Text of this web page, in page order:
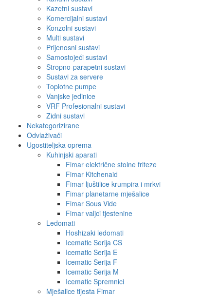
Kazetni sustavi
Komercijalni sustavi
Konzolni sustavi
Multi sustavi
Prijenosni sustavi
Samostojeći sustavi
Stropno-parapetni sustavi
Sustavi za servere
Toplotne pumpe
Vanjske jedinice
VRF Profesionalni sustavi
Zidni sustavi
Nekategorizirane
Odvlaživači
Ugostiteljska oprema
Kuhinjski aparati
Fimar električne stolne friteze
Fimar Kitchenaid
Fimar ljuštilice krumpira i mrkvi
Fimar planetarne mješalice
Fimar Sous Vide
Fimar valjci tjestenine
Ledomati
Hoshizaki ledomati
Icematic Serija CS
Icematic Serija E
Icematic Serija F
Icematic Serija M
Icematic Spremnici
Mješalice tijesta Fimar